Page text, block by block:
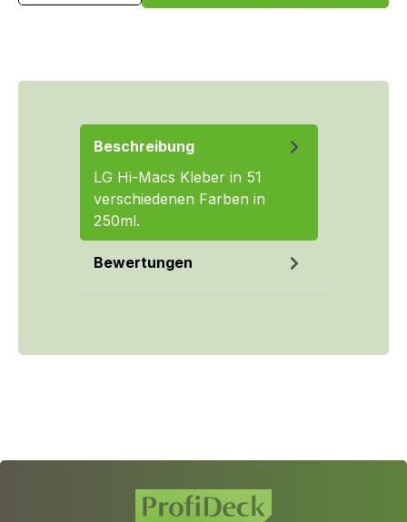
Beschreibung
LG Hi-Macs Kleber in 51
verschiedenen Farben in
250ml.
Bewertungen